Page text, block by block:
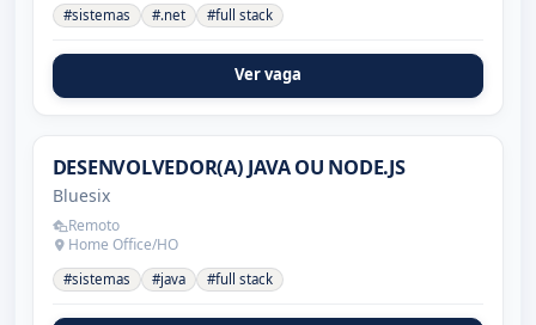
#sistemas #.net #full stack
Ver vaga
DESENVOLVEDOR(A) JAVA OU NODE.JS
Bluesix
Remoto
Home Office/HO
#sistemas #java #full stack